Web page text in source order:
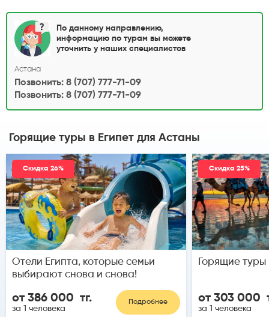
По данному направлению,
информацию по турам вы можете
уточнить у наших специалистов
Астана
Позвонить: 8 (707) 777-71-09
Позвонить: 8 (707) 777-71-09
Горящие туры в Египет для Астаны
Скидка 26%
Отели Египта, которые семьи
выбирают снова и снова!
от 386 000 тг.
за 1 человека
Подробнее
Скидка 25%
Горящие туры
от 303 000
за 1 человека